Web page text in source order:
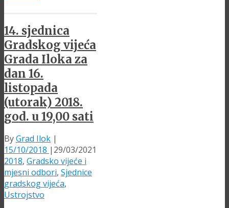
14. sjednica
Gradskog vijeća
Grada Iloka za
dan 16.
listopada
(utorak) 2018.
god. u 19,00 sati
ByGrad Ilok |
15/10/2018 | 29/03/2021
2018, Gradsko vijeće i
mjesni odbori, Sjednice
gradskog vijeća,
Ustrojstvo